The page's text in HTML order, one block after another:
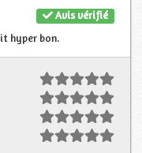
Avis vérifié
hyper bon.